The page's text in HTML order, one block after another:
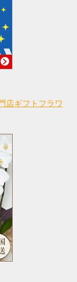
店ギフトフラワ